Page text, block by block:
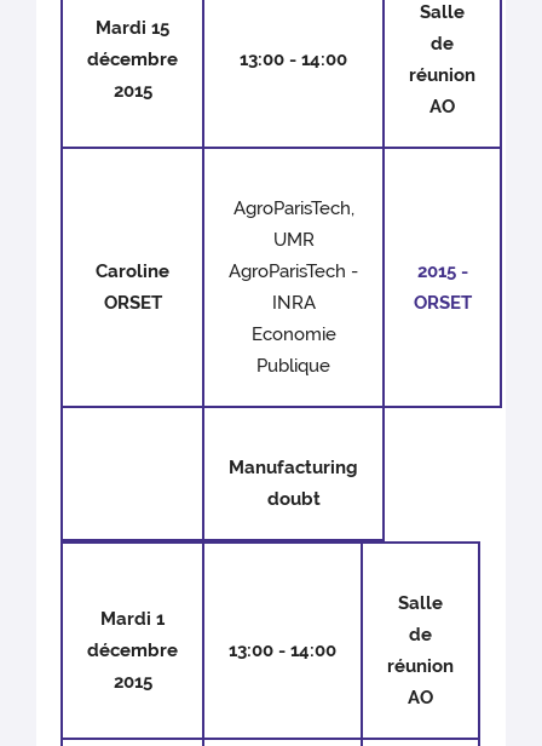
Mardi 15
décembre
2015
13:00 - 14:00
Salle
de
réunion
AO
Caroline
ORSET
AgroParisTech,
UMR
AgroParisTech -
INRA
Economie
Publique
2015 -
ORSET
Manufacturing
doubt
Mardi 1
décembre
2015
13:00 - 14:00
Salle
de
réunion
AO